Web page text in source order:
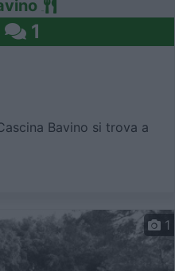
1
Bavino si trova a
1